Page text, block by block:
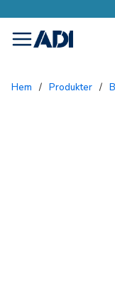
menu
Hem / Produkter /